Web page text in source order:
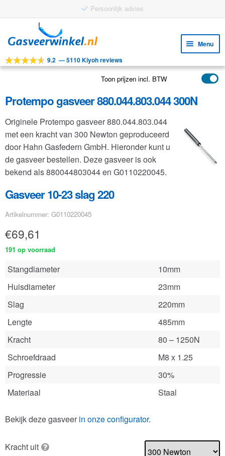
Persoonlijk advies
door
navigatie
naar
inhoud
Menu
Tools
Toepassingen
Klantenservice
FAQ
9.2 —5110 Kiyoh reviews
Toon prijzen incl. BTW
Protempo gasveer 880.044.803.044 300N
Originele Protempo gasveer 880.044.803.044
met een kracht van 300 Newton geproduceerd
door Hahn Gasfedern GmbH. Hieronder kunt u
de gasveer bestellen. Deze gasveer is ook
bekend als 880044803044 en G0110220045.
Gasveer 10-23 slag 220
Artikelnummer: G0110220045
€69,61
191 op voorraad
Stangdiameter
10mm
Huisdiameter
23mm
Slag
220mm
Lengte
485mm
Kracht
80 – 1250N
Schroefdraad
M8 x 1.25
Progressie
30%
Materiaal
Staal
Bekijk deze gasveer in onze configurator.
Kracht uit